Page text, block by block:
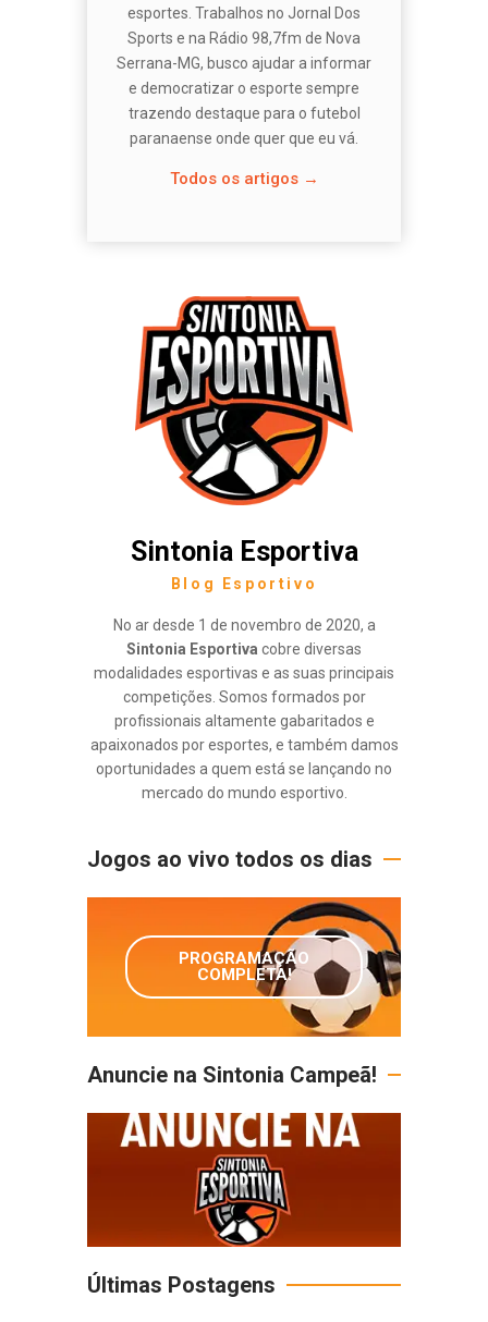
esportes. Trabalhos no Jornal Dos
Sports e na Rádio 98,7fm de Nova
Serrana-MG, busco ajudar a informar
e democratizar o esporte sempre
trazendo destaque para o futebol
paranaense onde quer que eu vá.
Todos os artigos →
Sintonia Esportiva
Blog Esportivo
No ar desde 1 de novembro de 2020, a
Sintonia Esportiva cobre diversas
modalidades esportivas e as suas principais
competições. Somos formados por
profissionais altamente gabaritados e
apaixonados por esportes, e também damos
oportunidades a quem está se lançando no
mercado do mundo esportivo.
Jogos ao vivo todos os dias
PROGRAMAÇÃO
COMPLETA!
Anuncie na Sintonia Campeã!
Últimas Postagens